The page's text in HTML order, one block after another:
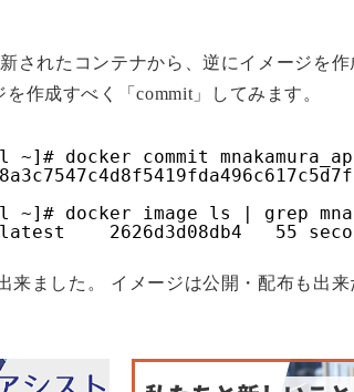
されたコンテナから、逆にイメージを作
を作成すべく「commit」してみます。
docker commit
~]# docker image ls | grep
latest    2626d3d08db4   55
来ました。 イメージは公開・配布も出